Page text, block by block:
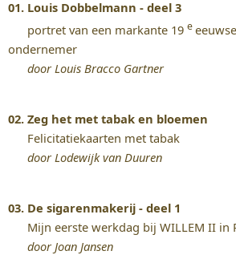
01. Louis Dobbelmann - deel 3
portret van een markante 19 e
ondernemer
door Louis Bracco Gartner
02. Zeg het met tabak en bloemen
Felicitatiekaarten met tabak
door Lodewijk van Duuren
03. De sigarenmakerij - deel 1
Mijn eerste werkdag bij WILLEM II in
door Joan Jansen